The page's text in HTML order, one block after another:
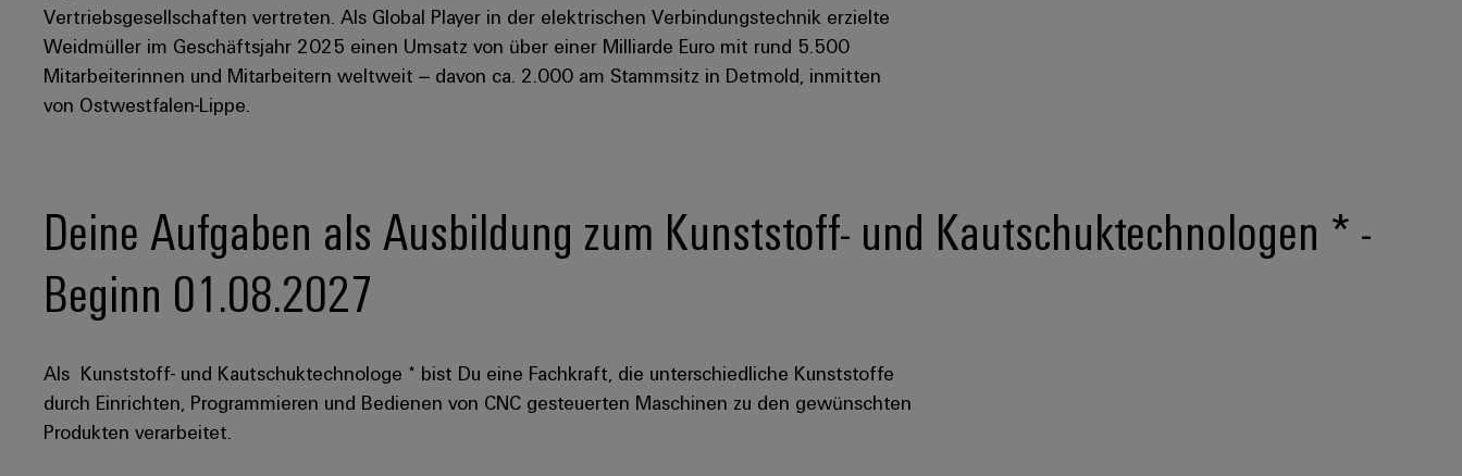
Vertriebsgesellschaften vertreten. Als Global Player in der elektrischen Verbindungstechnik erzielte
Weidmüller im Geschäftsjahr 2025 einen Umsatz von über einer Milliarde Euro mit rund 5.500
Mitarbeiterinnen und Mitarbeitern weltweit – davon ca. 2.000 am Stammsitz in Detmold, inmitten
von Ostwestfalen-Lippe.
Deine Aufgaben als Ausbildung zum Kunststoff- und Kautschuktechnologen * -
Beginn 01.08.2027
Als Kunststoff- und Kautschuktechnologe * bist Du eine Fachkraft, die unterschiedliche Kunststoffe
durch Einrichten, Programmieren und Bedienen von CNC gesteuerten Maschinen zu den gewünschten
Produkten verarbeitet.